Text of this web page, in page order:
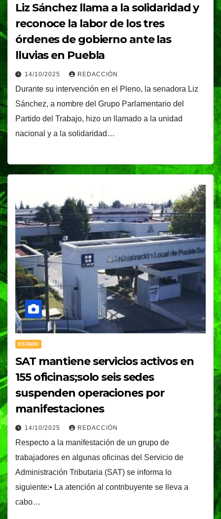
Liz Sánchez llama a la solidaridad y
reconoce la labor de los tres
órdenes de gobierno ante las
lluvias en Puebla
14/10/2025 REDACCIÓN
Durante su intervención en el Pleno, la senadora Liz
Sánchez, a nombre del Grupo Parlamentario del
Partido del Trabajo, hizo un llamado a la unidad
nacional y a la solidaridad…
ESTADO
SAT mantiene servicios activos en
155 oficinas;solo seis sedes
suspenden operaciones por
manifestaciones
14/10/2025 REDACCIÓN
Respecto a la manifestación de un grupo de
trabajadores en algunas oficinas del Servicio de
Administración Tributaria (SAT) se informa lo
siguiente:• La atención al contribuyente se lleva a
cabo…